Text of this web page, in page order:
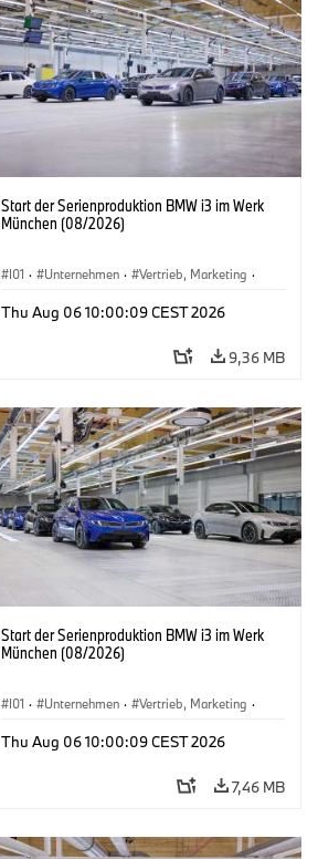
Start der Serienproduktion BMW i3 im Werk
München (08/2026)
I01 · Unternehmen · Vertrieb, Marketing ·
Thu Aug 06 10:00:09 CEST 2026
9,36 MB
Start der Serienproduktion BMW i3 im Werk
München (08/2026)
I01 · Unternehmen · Vertrieb, Marketing ·
Thu Aug 06 10:00:09 CEST 2026
7,46 MB